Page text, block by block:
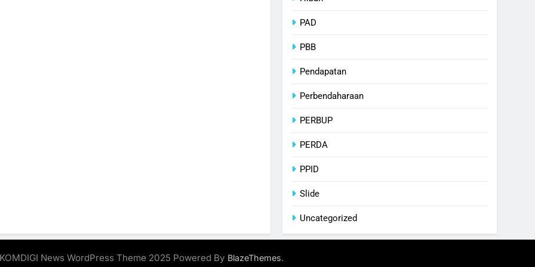
PAD
PBB
Pendapatan
Perbendaharaan
PERBUP
PERDA
PPID
Slide
Uncategorized
News WordPress Theme 2025 Powered By BlazeThemes.